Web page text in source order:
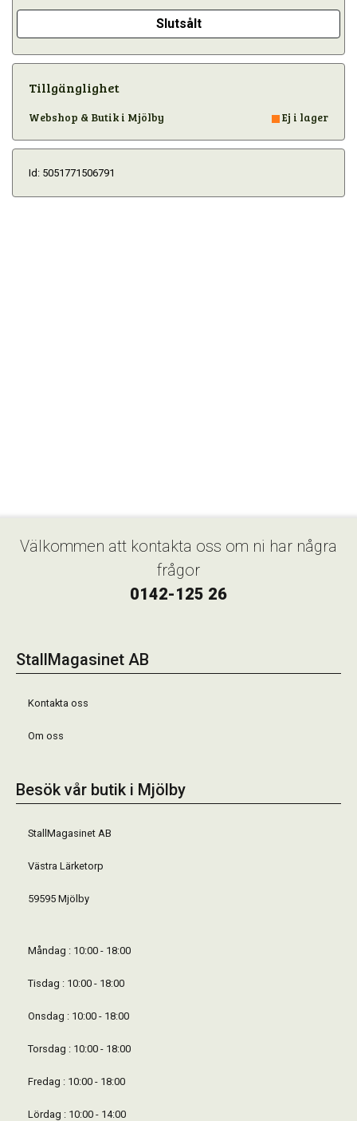
Slutsålt
Tillgänglighet
Webshop & Butik i Mjölby Ej i lager
Id: 5051771506791
Välkommen att kontakta oss om ni har några
frågor
0142-125 26
StallMagasinet AB
Kontakta oss
Om oss
Besök vår butik i Mjölby
StallMagasinet AB
Västra Lärketorp
59595 Mjölby
Måndag : 10:00 - 18:00
Tisdag : 10:00 - 18:00
Onsdag : 10:00 - 18:00
Torsdag : 10:00 - 18:00
Fredag : 10:00 - 18:00
Lördag : 10:00 - 14:00